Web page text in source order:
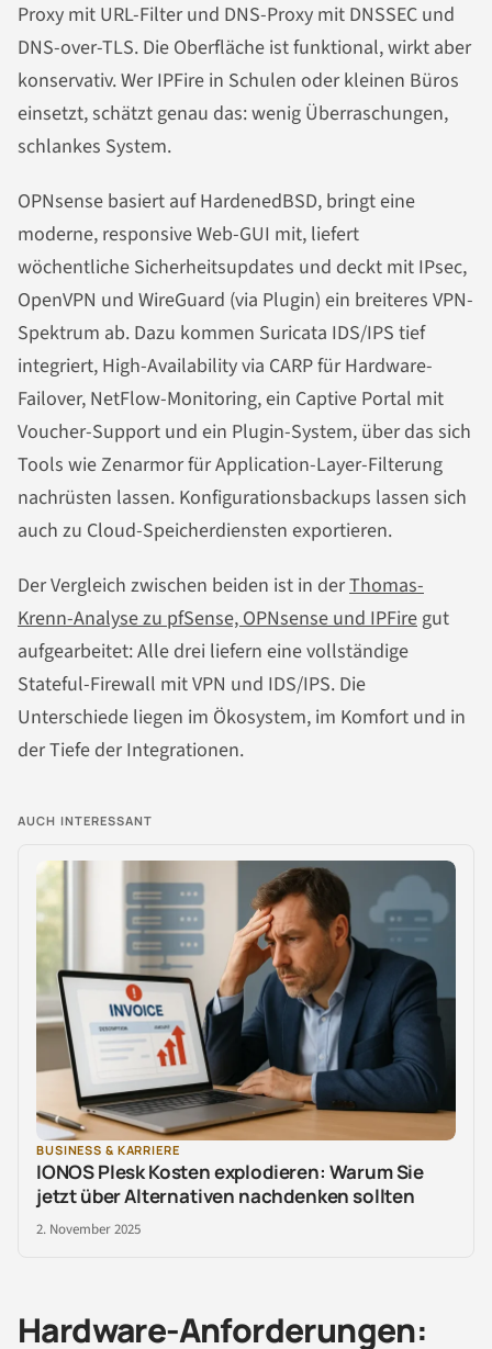
Proxy mit URL-Filter und DNS-Proxy mit DNSSEC und
DNS-over-TLS. Die Oberfläche ist funktional, wirkt aber
konservativ. Wer IPFire in Schulen oder kleinen Büros
einsetzt, schätzt genau das: wenig Überraschungen,
schlankes System.
OPNsense basiert auf HardenedBSD, bringt eine
moderne, responsive Web-GUI mit, liefert
wöchentliche Sicherheitsupdates und deckt mit IPsec,
OpenVPN und WireGuard (via Plugin) ein breiteres VPN-
Spektrum ab. Dazu kommen Suricata IDS/IPS tief
integriert, High-Availability via CARP für Hardware-
Failover, NetFlow-Monitoring, ein Captive Portal mit
Voucher-Support und ein Plugin-System, über das sich
Tools wie Zenarmor für Application-Layer-Filterung
nachrüsten lassen. Konfigurationsbackups lassen sich
auch zu Cloud-Speicherdiensten exportieren.
Der Vergleich zwischen beiden ist in derThomas-
Krenn-Analyse zu pfSense, OPNsense und IPFiregut
aufgearbeitet: Alle drei liefern eine vollständige
Stateful-Firewall mit VPN und IDS/IPS. Die
Unterschiede liegen im Ökosystem, im Komfort und in
der Tiefe der Integrationen.
AUCH INTERESSANT
BUSINESS & KARRIERE
IONOS Plesk Kosten explodieren: Warum Sie
jetzt über Alternativen nachdenken sollten
2. November 2025
Hardware-Anforderungen: